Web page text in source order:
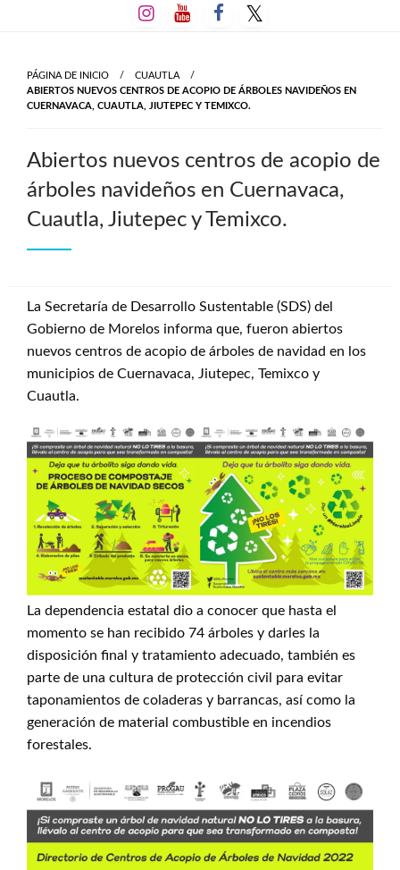
al
PÁGINA DE INICIO
CUAUTLA
ABIERTOS NUEVOS CENTROS DE ACOPIO DE ÁRBOLES NAVIDEÑOS EN
CUERNAVACA, CUAUTLA, JIUTEPEC Y TEMIXCO.
Abiertos nuevos centros de acopio de
árboles navideños en Cuernavaca,
Cuautla, Jiutepec y Temixco.
La Secretaría de Desarrollo Sustentable (SDS) del
Gobierno de Morelos informa que, fueron abiertos
nuevos centros de acopio de árboles de navidad en los
municipios de Cuernavaca, Jiutepec, Temixco y
Cuautla.
La dependencia estatal dio a conocer que hasta el
momento se han recibido 74 árboles y darles la
disposición final y tratamiento adecuado, también es
parte de una cultura de protección civil para evitar
taponamientos de coladeras y barrancas, así como la
generación de material combustible en incendios
forestales.